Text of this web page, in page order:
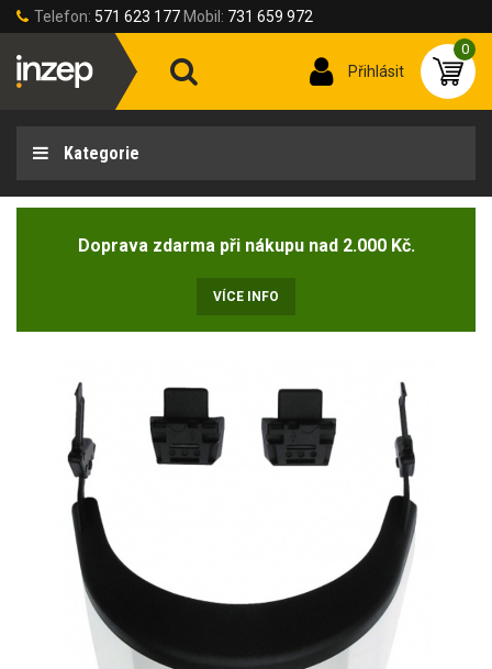
Telefon: 571 623 177 Mobil: 731 659 972
Přihlásit
0
Kategorie
Doprava zdarma při nákupu nad 2.000 Kč.
VÍCE INFO